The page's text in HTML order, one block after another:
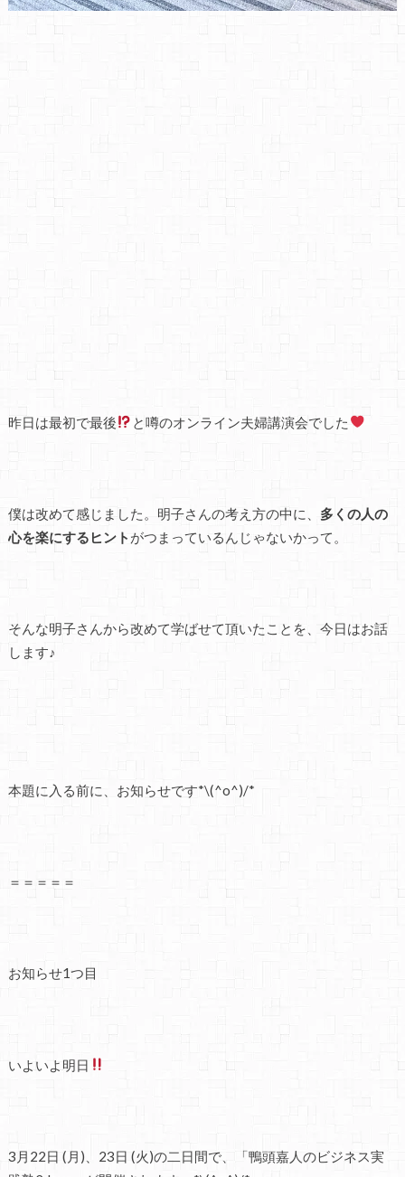
昨日は最初で最後 と噂のオンライン夫婦講演会でした
僕は改めて感じました。明子さんの考え方の中に、 多くの人の
心を楽にするヒント がつまっているんじゃないかって。
そんな明子さんから改めて学ばせて頂いたことを、今日はお話
します♪
本題に入る前に、お知らせです*\(^o^)/*
＝＝＝＝＝
お知らせ1つ目
いよいよ明日
3月22日 (月)、23日 (火)の二日間で、「鴨頭嘉人のビジネス実